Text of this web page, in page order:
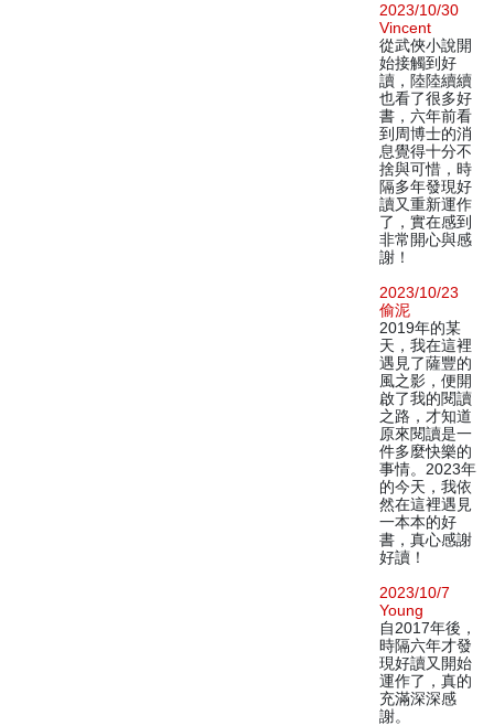
2023/10/30
Vincent
從武俠小說開
始接觸到好
讀，陸陸續續
也看了很多好
書，六年前看
到周博士的消
息覺得十分不
捨與可惜，時
隔多年發現好
讀又重新運作
了，實在感到
非常開心與感
謝！
2023/10/23
偷泥
2019年的某
天，我在這裡
遇見了薩豐的
風之影，便開
啟了我的閱讀
之路，才知道
原來閱讀是一
件多麼快樂的
事情。2023年
的今天，我依
然在這裡遇見
一本本的好
書，真心感謝
好讀！
2023/10/7
Young
自2017年後，
時隔六年才發
現好讀又開始
運作了，真的
充滿深深感
謝。